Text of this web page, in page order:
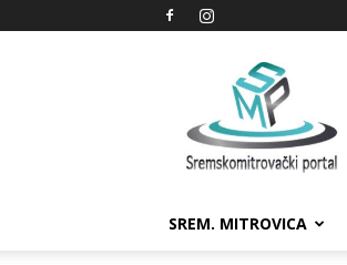
Sremskomitrovački
portal
SREM. MITROVICA